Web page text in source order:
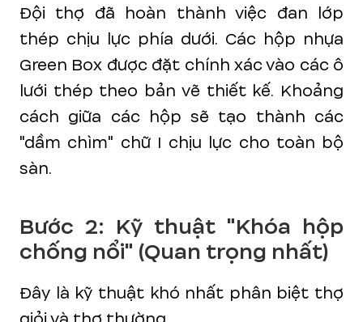
Đội thợ đã hoàn thành việc đan lớp
thép chịu lực phía dưới. Các hộp nhựa
Green Box được đặt chính xác vào các ô
lưới thép theo bản vẽ thiết kế. Khoảng
cách giữa các hộp sẽ tạo thành các
"dầm chìm" chữ I chịu lực cho toàn bộ
sàn.
Bước 2: Kỹ thuật "Khóa hộp
chống nổi" (Quan trọng nhất)
Đây là kỹ thuật khó nhất phân biệt thợ